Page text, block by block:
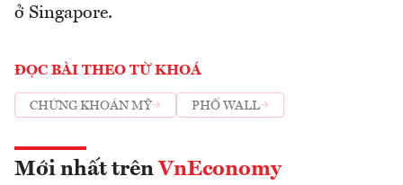
ở Singapore.
ĐỌC BÀI THEO TỪ KHOÁ
CHỨNG KHOÁN MỸ PHỐ WALL
Mới nhất trên VnEconomy